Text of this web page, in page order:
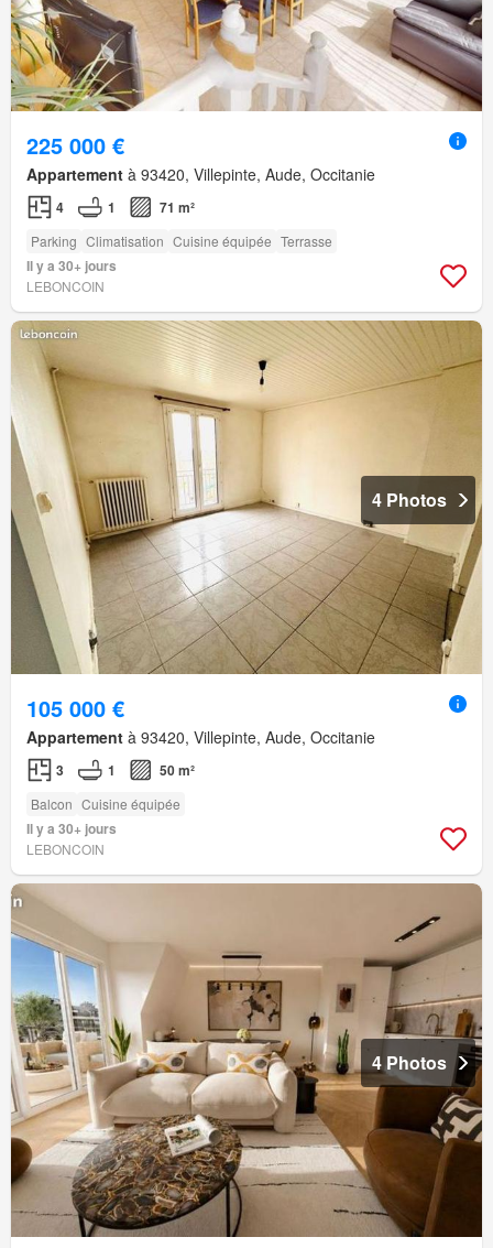
225 000 €
Appartement à 93420, Villepinte, Aude, Occitanie
4 1 71 m²
Parking Climatisation Cuisine équipée Terrasse
Il y a 30+ jours
LEBONCOIN
4 Photos
105 000 €
Appartement à 93420, Villepinte, Aude, Occitanie
3 1 50 m²
Balcon Cuisine équipée
Il y a 30+ jours
LEBONCOIN
4 Photos